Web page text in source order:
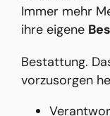
Immer mehr
ihre eigene
Bestattung.
vorzusorgen